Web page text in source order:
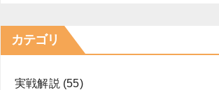
カテゴリ
実戦解説 (55)